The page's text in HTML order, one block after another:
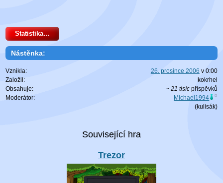
Statistika…
Nástěnka:
Vznikla: 26. prosince 2006 v 0:00
Založil:
kokrhel
Obsahuje:
~ 21 tisícpříspěvků
Moderátor:
Michael1994
(kulisák)
Trezor